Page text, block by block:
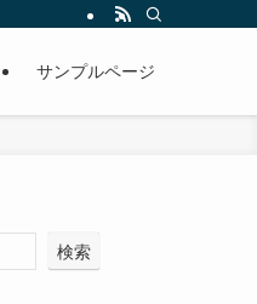
サンプルページ
検索